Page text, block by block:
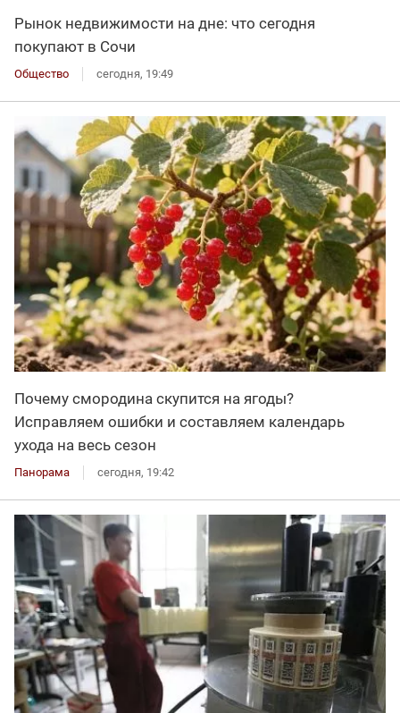
Рынок недвижимости на дне: что сегодня
покупают в Сочи
Общество сегодня, 19:49
Почему смородина скупится на ягоды?
Исправляем ошибки и составляем календарь
ухода на весь сезон
Панорама сегодня, 19:42